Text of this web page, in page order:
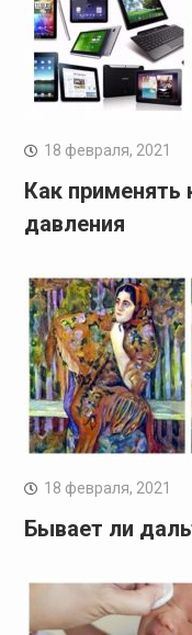
18 февраля, 2021
Как применять
давления
18 февраля, 2021
Бывает ли